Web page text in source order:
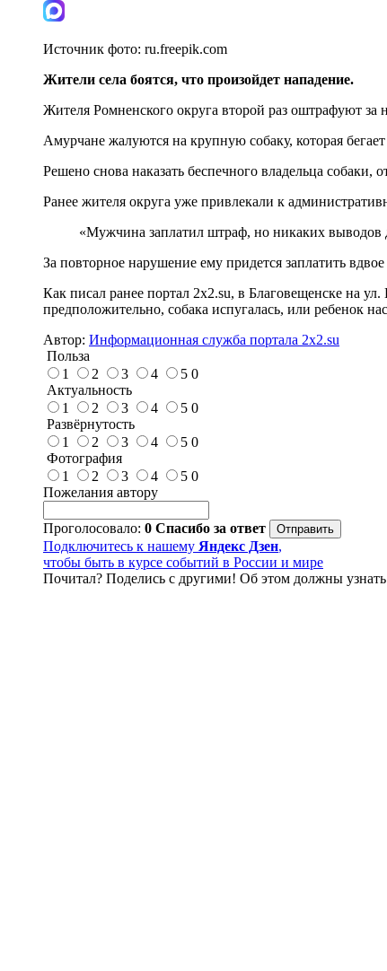
Источник фото: ru.freepik.com
Жители села боятся, что произойдет нападение.
Жителя Ромненского округа второй раз оштрафуют
Амурчане жалуются на крупную собаку, которая
Решено снова наказать беспечного владельца собаки,
Ранее жителя округа уже привлекали к
«Мужчина заплатил штраф, но никаких выводов
За повторное нарушение ему придется заплатить
Как писал ранее портал 2х2.su, в Благовещенске на
предположительно, собака испугалась, или ребенок
Автор: Информационная служба портала 2x2.su
Польза
1
2 3 4 5 0
Актуальность
1
2 3 4 5 0
Развёрнутость
1
2 3 4 5 0
Фотография
1
2 3 4 5 0
Пожелания автору
Проголосовало: 0 Спасибо за ответ
Подключитесь к нашему Яндекс Дзен,
чтобы быть в курсе событий в России и мире
Почитал? Поделись с другими! Об этом должны